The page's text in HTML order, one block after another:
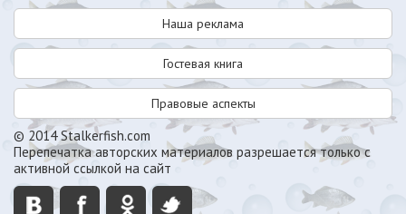
Наша реклама
Гостевая книга
Правовые аспекты
© 2014 Stalkerfish.com
Перепечатка авторских материалов разрешается только с
активной ссылкой на сайт